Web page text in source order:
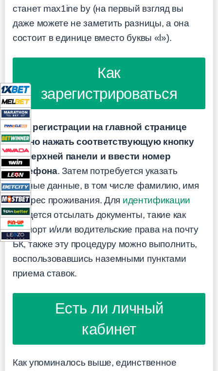
станет max1ine by (на первый взгляд вы
даже можете не заметить разницы, а она
состоит в единице вместо буквы «l»).
Как
зарегистрироваться
Для регистрации на главной странице
нужно нажать соответствующую кнопку
на верхней панели и ввести номер
телефона. Затем потребуется указать
личные данные, в том числе фамилию, имя
и адрес проживания. Для идентификации
придется отсылать документы, такие как
паспорт и/или водительские права на почту
БК, также эту процедуру можно выполнить,
воспользовавшись наземными пунктами
приема ставок.
Есть ли личный
кабинет
Как упоминалось выше, единственное